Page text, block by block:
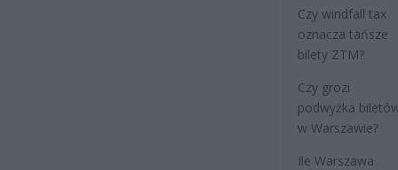
Czy windfall tax
oznacza tańsze
bilety ZTM?
Czy grozi
podwyżka
w Warszawie?
Ile Warszawa